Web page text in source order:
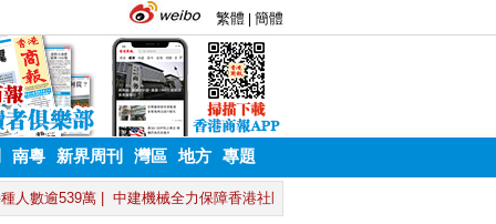
南粵 新界周刊 灣區 地方 專題